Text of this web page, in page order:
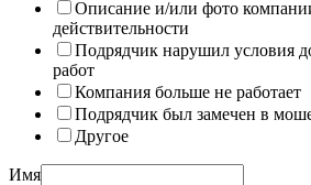
Описание и/или фото
действительности
Подрядчик нарушил условия
работ
Компания больше не работает
Подрядчик был замечен в
Другое
Имя